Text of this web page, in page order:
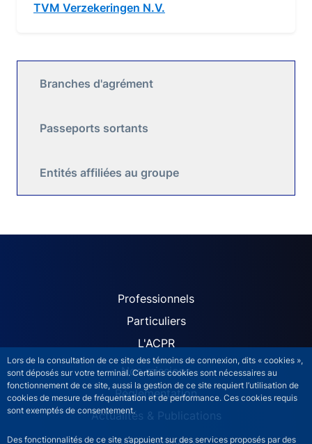
Lors de la consultation de ce site des témoins de connexion, dits « cookies »,
sont déposés sur votre terminal. Certains cookies sont nécessaires au
fonctionnement de ce site, aussi la gestion de ce site requiert l’utilisation de
cookies de mesure de fréquentation et de performance. Ces cookies requis
sont exemptés de consentement.
Des fonctionnalités de ce site s’appuient sur des services proposés par des
TVM Verzekeringen N.V.
Branches d'agrément
Passeports sortants
Entités affiliées au groupe
ACPR site navigation
Professionnels
Particuliers
L'ACPR
Nos missions
Réglementation
Actualités & Publications